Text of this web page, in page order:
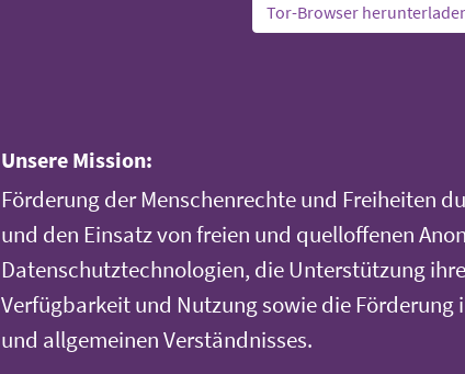
Tor-Browser
Unsere Mission:
Förderung der Menschenrechte und Freiheiten
und den Einsatz von freien und quelloffenen
Datenschutztechnologien, die Unterstützung
Verfügbarkeit und Nutzung sowie die Förderung
und allgemeinen Verständnisses.